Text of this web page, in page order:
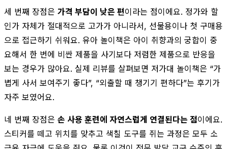
세 번째 장점은 가격 부담이 낮은 편이라는 점이에요. 정가와 할
인가 자체가 절대적으로 고가가 아니라서, 선물용이나 첫 구매용
으로 접근하기 쉬워요. 유아 놀이책은 아이 취향과의 궁합이 중
요해서 한 번에 비싼 제품을 사기보다 저렴한 제품으로 반응을
보는 경우가 많아요. 실제 리뷰를 살펴보면 저가대 놀이책은 “가
볍게 사서 보여주기 좋다”, “외출할 때 챙기기 편하다”는 후기가
자주 보였어요.
네 번째 장점은 손 사용 훈련에 자연스럽게 연결된다는 점이에요.
스티커를 떼고 위치를 맞추고 색칠 도구를 쥐는 과정은 모두 소